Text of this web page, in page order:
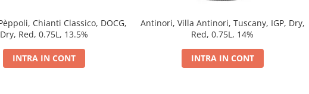
Chianti Classico, DOCG,
Dry, Red, 0.75L, 13.5%
INTRA IN CONT
Antinori, Villa Antinori, Tuscany, IGP, Dry,
Red, 0.75L, 14%
INTRA IN CONT